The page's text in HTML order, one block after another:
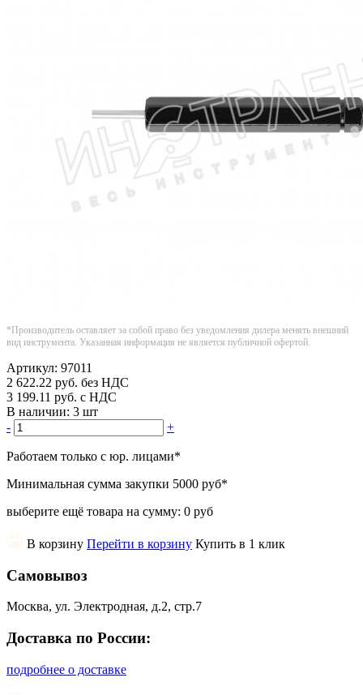
*Производитель оставляет за собой право без уведомления дилера менять внешний
вид инструмента. Указанная информация не является публичной офертой.
Артикул: 97011
2 622.22 руб. без НДС
3 199.11 руб. с НДС
В наличии: 3 шт
-
+
Работаем только с юр. лицами*
Минимальная сумма закупки 5000 руб*
выберите ещё товара на сумму: 0 руб
В корзину Перейти в корзину Купить в 1 клик
Самовывоз
Москва, ул. Электродная, д.2, стр.7
Доставка по России:
подробнее о доставке